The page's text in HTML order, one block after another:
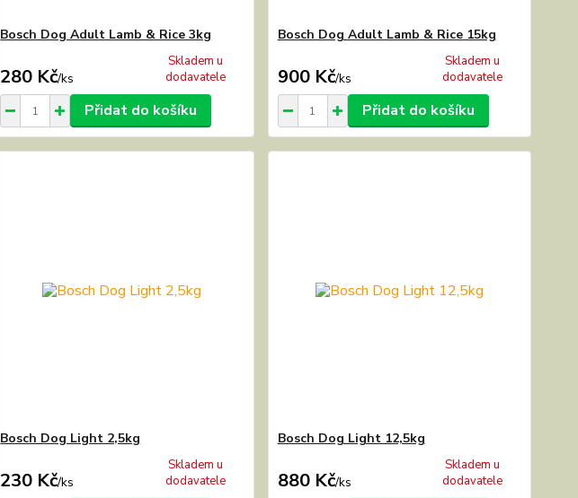
Bosch Dog Adult Lamb & Rice 3kg
280 Kč/ks
Skladem u
dodavatele
Přidat do košíku
Bosch Dog Adult Lamb & Rice 15kg
900 Kč/ks
Skladem u
dodavatele
Přidat do košíku
Bosch Dog Light 2,5kg
230 Kč/ks
Skladem u
dodavatele
Bosch Dog Light 12,5kg
880 Kč/ks
Skladem u
dodavatele